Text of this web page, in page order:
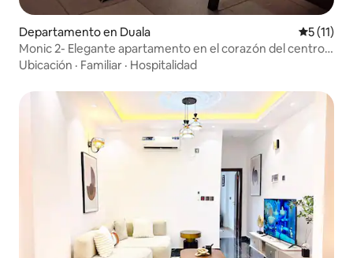
Departamento en Duala
5 (11)
Monic 2- Elegante apartamento en el corazón del centro
de la ciudad
Ubicación · Familiar · Hospitalidad